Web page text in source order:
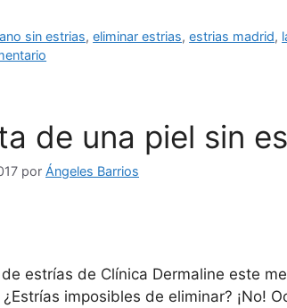
sin estrias,eliminar estrias,estrias madrid,
de una piel sin
por Ángeles Barrios
estrías de Clínica Dermaline este
imposibles de eliminar? ¡No!